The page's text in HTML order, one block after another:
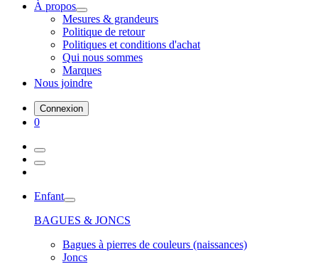
À propos
Mesures & grandeurs
Politique de retour
Politiques et conditions d'achat
Qui nous sommes
Marques
Nous joindre
Connexion
0
Enfant
BAGUES & JONCS
Bagues à pierres de couleurs (naissances)
Joncs